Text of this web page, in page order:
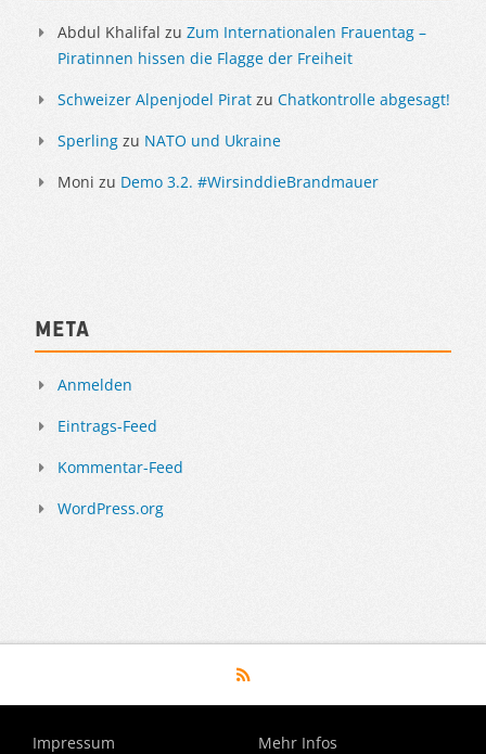
Abdul Khalifal zu Zum Internationalen Frauentag –
Piratinnen hissen die Flagge der Freiheit
Schweizer Alpenjodel Pirat zu Chatkontrolle abgesagt!
Sperling zu NATO und Ukraine
Moni zu Demo 3.2. #WirsinddieBrandmauer
Meta
Anmelden
Eintrags-Feed
Kommentar-Feed
WordPress.org
Impressum Mehr Infos